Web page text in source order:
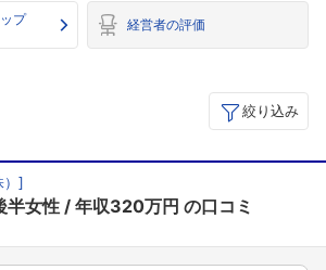
プ 経営者の評価
絞り込み
]
半女性 年収320万円 の口コミ